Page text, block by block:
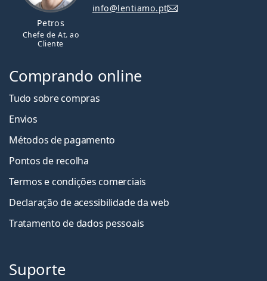
Petros
Chefe de At. ao
Cliente
info@lentiamo.pt
Comprando online
Tudo sobre compras
Envios
Métodos de pagamento
Pontos de recolha
Termos e condições comerciais
Declaração de acessibilidade da web
Tratamento de dados pessoais
Suporte